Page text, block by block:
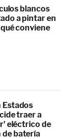
blancos
a pintar en
conviene
Estados
traer a
eléctrico de
de batería